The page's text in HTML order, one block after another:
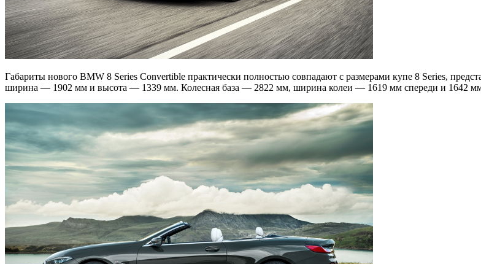
Габариты нового BMW 8 Series Convertible практически полностью совпадают с размерами купе 8 Series,
ширина — 1902 мм и высота — 1339 мм. Колесная база — 2822 мм, ширина колеи — 1619 мм спереди и 1642 мм